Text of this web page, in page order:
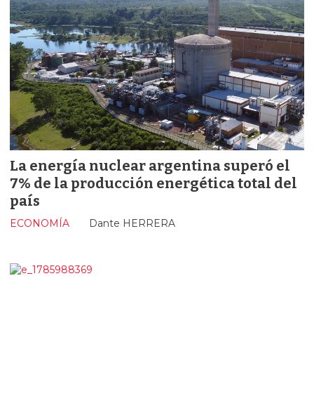
La energía nuclear argentina superó el
7% de la producción energética total del
país
Dante HERRERA
ECONOMÍA